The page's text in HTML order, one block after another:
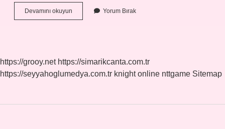
Devamını okuyun
Bitkileri
Yorum Bırak
https://grooy.net https://simarikcanta.com.tr
https://seyyahoglumedya.com.tr knight online nttgame Sitemap